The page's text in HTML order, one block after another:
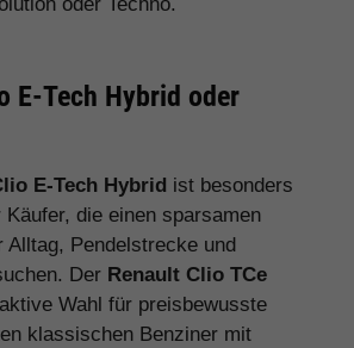
E-Tech Hybrid oder
E-Tech Hybrid ist besonders
die einen sparsamen
Alltag, Pendelstrecke und
Der Renault Clio TCe
Wahl für preisbewusste
klassischen Benziner mit